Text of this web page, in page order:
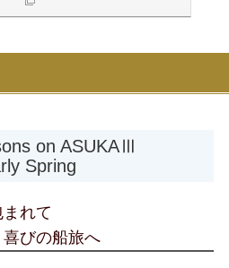
on ASUKAⅢ
Spring
れて
びの船旅へ